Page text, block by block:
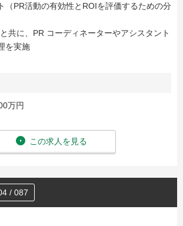
（PR活動の有効性とROIを評価するための分
共に、PR コーディネーターやアシスタント
を実施
万円
この求人を見る
/ 087